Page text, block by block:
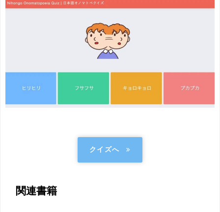
クイズへ
関連書籍